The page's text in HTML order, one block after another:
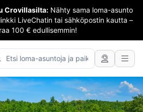
Crovillasilta: Nähty sama loma-asunto
LiveChatin tai sähköpostin kautta –
100 € edullisemmin!